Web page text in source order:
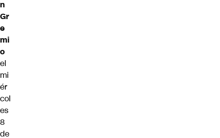
n
Gr
e
mi
o
el
mi
ér
col
es
8
de